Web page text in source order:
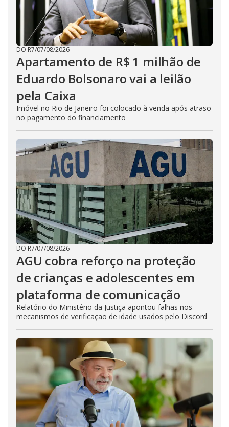
DO R7/07/08/2026
Apartamento de R$ 1 milhão de
Eduardo Bolsonaro vai a leilão
pela Caixa
Imóvel no Rio de Janeiro foi colocado à venda após atraso
no pagamento do financiamento
DO R7/07/08/2026
AGU cobra reforço na proteção
de crianças e adolescentes em
plataforma de comunicação
Relatório do Ministério da Justiça apontou falhas nos
mecanismos de verificação de idade usados pelo Discord